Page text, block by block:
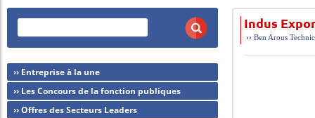
Indus
››Ben Arous
›› Entreprise à la une
›› Les Concours de la fonction publiques
›› Offres des Secteurs Leaders